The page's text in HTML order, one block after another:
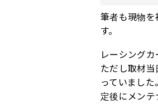
筆者も現物を
す。
レーシング
ただし取材
っていまし
定後にメンテ